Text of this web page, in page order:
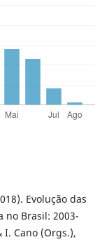
Evolução das
no Brasil: 2003-
I. Cano (Orgs.),